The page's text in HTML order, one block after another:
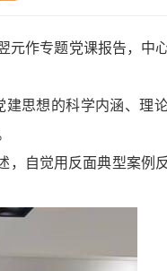
元作专题党课报告，中
思想的科学内涵、理
，自觉用反面典型案例